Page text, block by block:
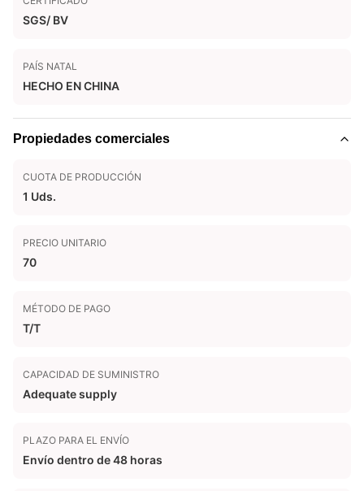
SGS/ BV
PAÍS NATAL
HECHO EN CHINA
Propiedades comerciales
CUOTA DE PRODUCCIÓN
1 Uds.
PRECIO UNITARIO
70
MÉTODO DE PAGO
T/T
CAPACIDAD DE SUMINISTRO
Adequate supply
PLAZO PARA EL ENVÍO
Envío dentro de 48 horas